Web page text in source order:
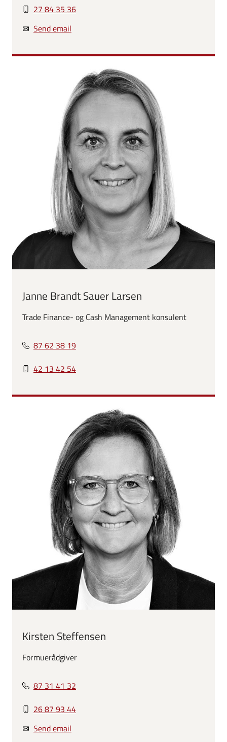
27 84 35 36
Send email
Janne Brandt Sauer Larsen
Trade Finance- og Cash Management konsulent
87 62 38 19
42 13 42 54
Kirsten Steffensen
Formuerådgiver
87 31 41 32
26 87 93 44
Send email